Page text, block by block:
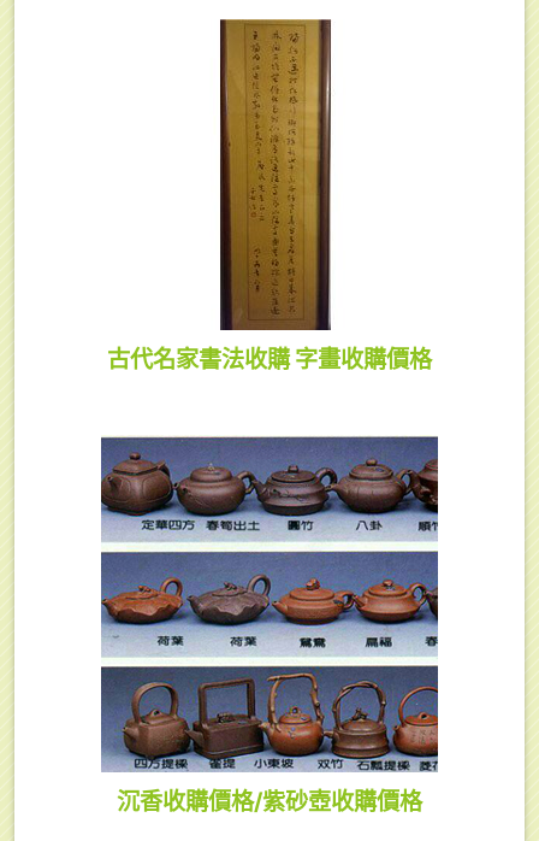
古代名家書法收購 字畫收購價格
沉香收購價格/紫砂壺收購價格